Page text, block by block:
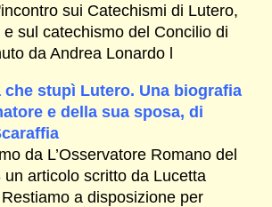
sui Catechismi di Lutero,
sul catechismo del Concilio di
da Andrea Lonardo l
che stupì Lutero. Una biografia
e della sua sposa, di
da L’Osservatore Romano del
un articolo scritto da Lucetta
a disposizione per